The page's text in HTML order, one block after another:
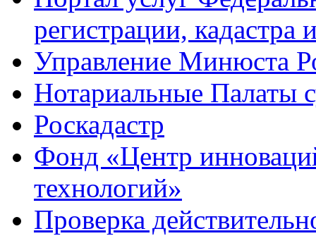
регистрации, кадастра
Управление Минюста
Нотариальные Палаты
Роскадастр
Фонд «Центр
технологий»
Проверка